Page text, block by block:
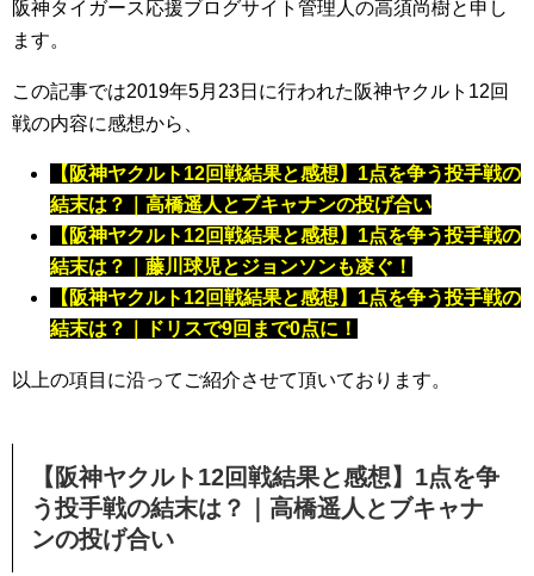
阪神タイガース応援ブログサイト管理人の高須尚樹と申し
ます。
この記事では2019年5月23日に行われた阪神ヤクルト12回
戦の内容に感想から、
【阪神ヤクルト12回戦結果と感想】1点を争う投手戦の
結末は？｜高橋遥人とブキャナンの投げ合い
【阪神ヤクルト12回戦結果と感想】1点を争う投手戦の
結末は？｜藤川球児とジョンソンも凌ぐ！
【阪神ヤクルト12回戦結果と感想】1点を争う投手戦の
結末は？｜ドリスで9回まで0点に！
以上の項目に沿ってご紹介させて頂いております。
【阪神ヤクルト12回戦結果と感想】1点を争
う投手戦の結末は？｜高橋遥人とブキャナ
ンの投げ合い